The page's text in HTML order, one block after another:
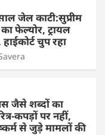
जेल काटी:सुप्रीम
फेल्योर, ट्रायल
चुप रहा
जैसे शब्दों का
कपड़ों पर नहीं,
से जुड़े मामलों की